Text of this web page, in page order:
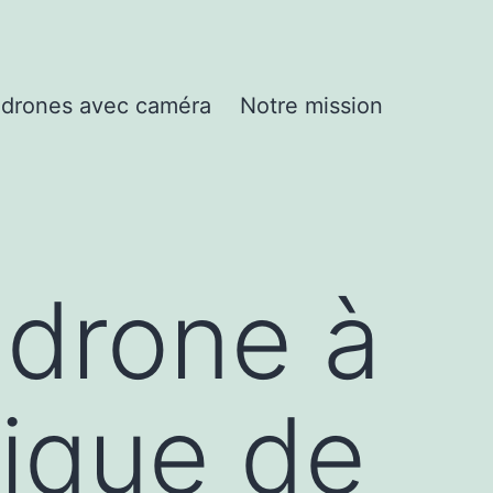
drones avec caméra Notre mission
à
de